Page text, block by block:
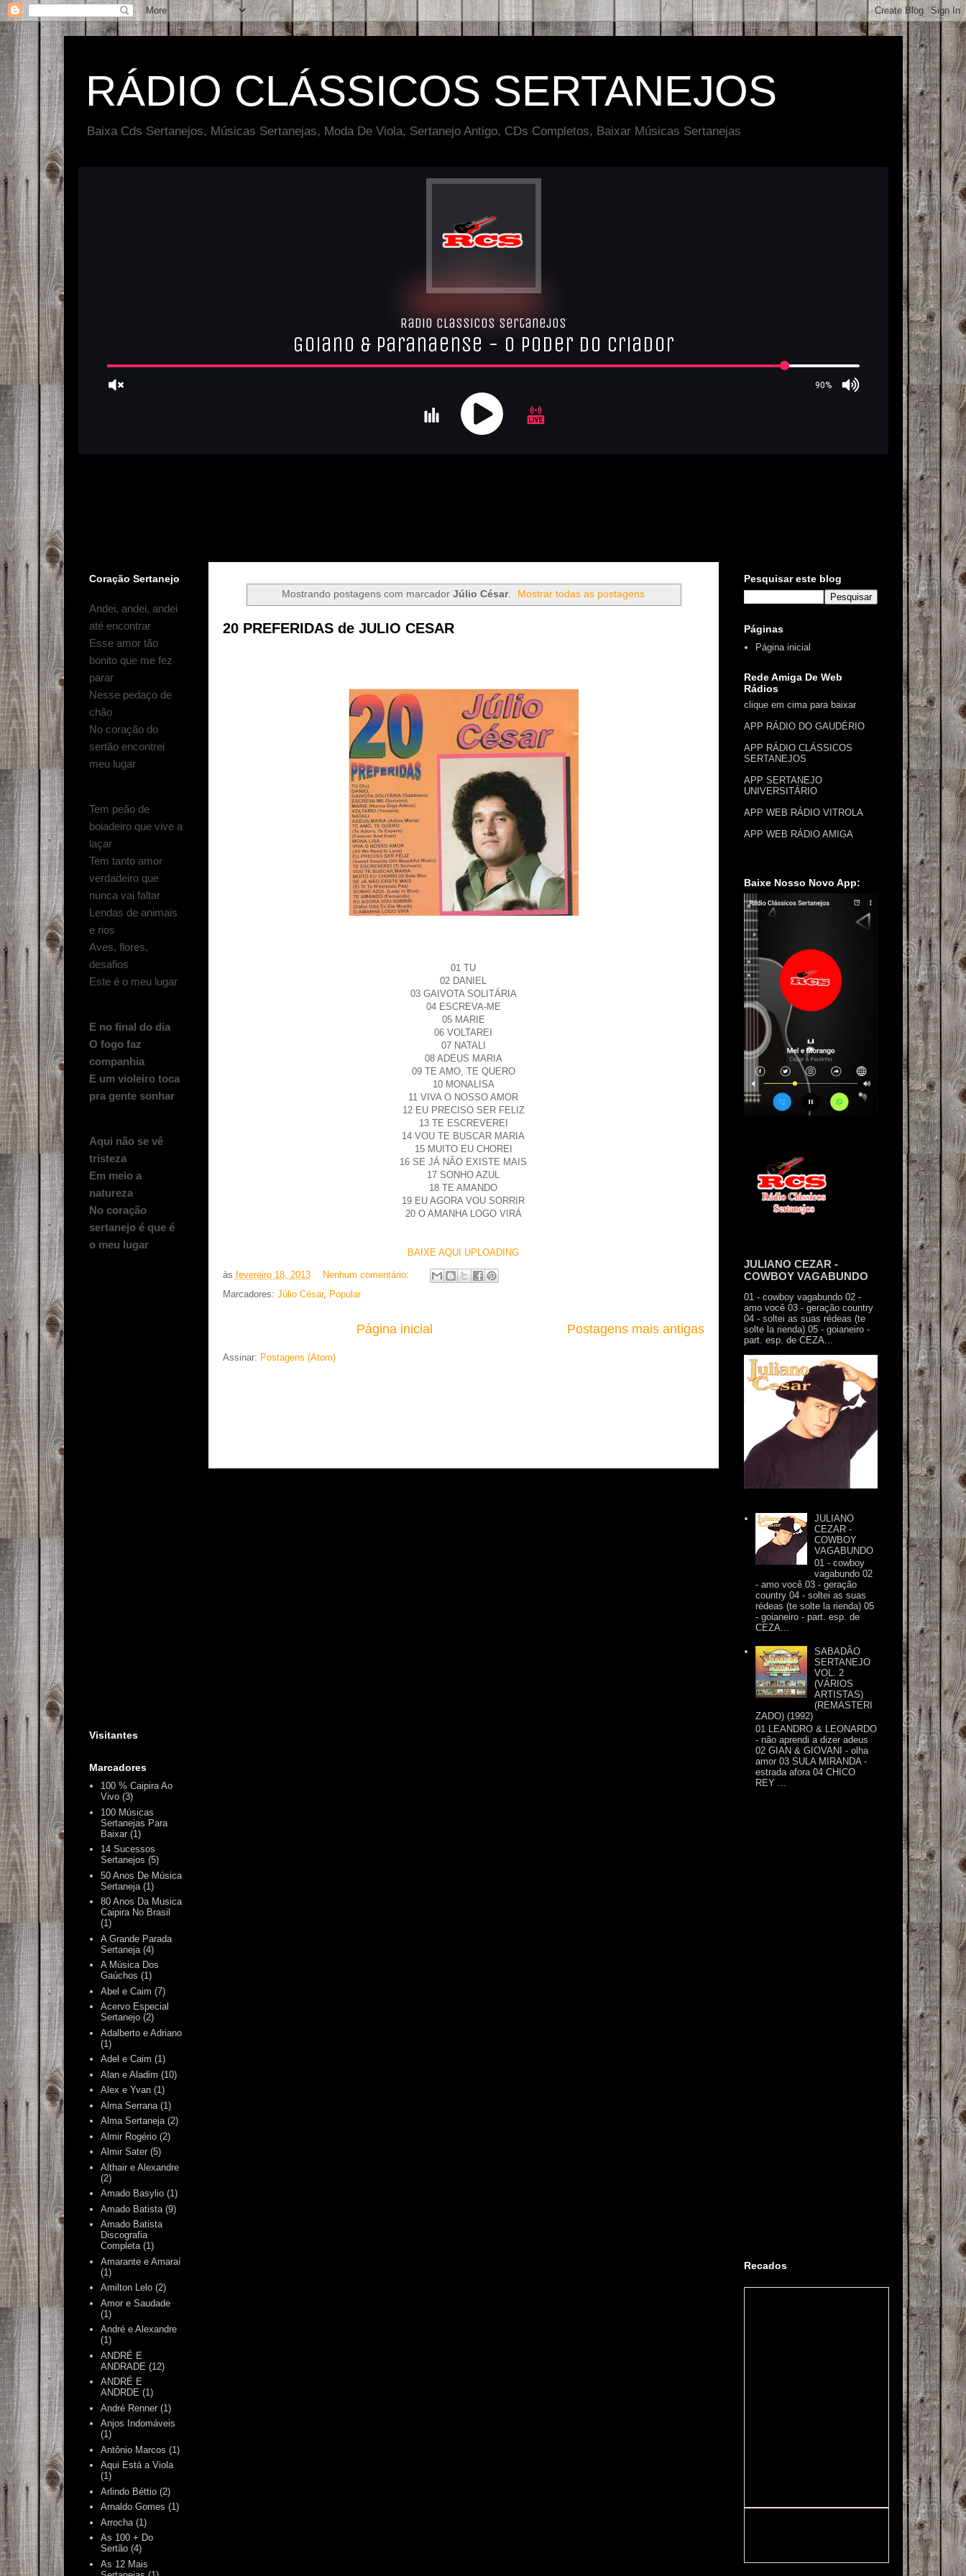
RÁDIO CLÁSSICOS SERTANEJOS
Baixa Cds Sertanejos, Músicas Sertanejas, Moda De Viola, Sertanejo Antigo, CDs Completos, Baixar Músicas Sertanejas
Mostrando postagens com marcador Júlio César. Mostrar todas as postagens
20 PREFERIDAS de JULIO CESAR
01 TU
02 DANIEL
03 GAIVOTA SOLITÁRIA
04 ESCREVA-ME
05 MARIE
06 VOLTAREI
07 NATALI
08 ADEUS MARIA
09 TE AMO, TE QUERO
10 MONALISA
11 VIVA O NOSSO AMOR
12 EU PRECISO SER FELIZ
13 TE ESCREVEREI
14 VOU TE BUSCAR MARIA
15 MUITO EU CHOREI
16 SE JÁ NÃO EXISTE MAIS
17 SONHO AZUL
18 TE AMANDO
19 EU AGORA VOU SORRIR
20 O AMANHA LOGO VIRÁ
BAIXE AQUI UPLOADING
às fevereiro 18, 2013
Nenhum comentário:
Marcadores: Júlio César, Popular
Postagens mais antigas
Página inicial
Assinar: Postagens (Atom)
Coração Sertanejo
Andei, andei, andei
até encontrar
Esse amor tão
bonito que me fez
parar
Nesse pedaço de
chão
No coração do
sertão encontrei
meu lugar
Tem peão de
boiadeiro que vive a
laçar
Tem tanto amor
verdadeiro que
nunca vai faltar
Lendas de animais
e rios
Aves, flores,
desafios
Este é o meu lugar
E no final do dia
O fogo faz
companhia
E um violeiro toca
pra gente sonhar
Aqui não se vê
tristeza
Em meio a
natureza
No coração
sertanejo é que é
o meu lugar
Visitantes
Marcadores
100 % Caipira Ao
Vivo (3)
100 Músicas
Sertanejas Para
Baixar (1)
14 Sucessos
Sertanejos (5)
50 Anos De Música
Sertaneja (1)
80 Anos Da Musica
Caipira No Brasil
(1)
A Grande Parada
Sertaneja (4)
A Música Dos
Gaúchos (1)
Abel e Caim (7)
Acervo Especial
Sertanejo (2)
Adalberto e Adriano
(1)
Adel e Caim (1)
Alan e Aladim (10)
Alex e Yvan (1)
Alma Serrana (1)
Alma Sertaneja (2)
Almir Rogério (2)
Almir Sater (5)
Althair e Alexandre
(2)
Amado Basylio (1)
Amado Batista (9)
Amado Batista
Discografia
Completa (1)
Amarante e Amaraí
(1)
Amilton Lelo (2)
Amor e Saudade
(1)
André e Alexandre
(1)
ANDRÉ E
ANDRADE (12)
ANDRÉ E
ANDRDE (1)
André Renner (1)
Anjos Indomáveis
(1)
Antônio Marcos (1)
Aqui Está a Viola
(1)
Arlindo Béttio (2)
Arnaldo Gomes (1)
Arrocha (1)
As 100 + Do
Sertão (4)
As 12 Mais
Pesquisar este blog
Páginas
Página inicial
Rede Amiga De Web
Rádios
clique em cima para baixar
APP RÁDIO DO GAUDÉRIO
APP RÁDIO CLÁSSICOS
SERTANEJOS
APP SERTANEJO
UNIVERSITÁRIO
APP WEB RÁDIO VITROLA
APP WEB RÁDIO AMIGA
Baixe Nosso Novo App:
JULIANO CEZAR -
COWBOY VAGABUNDO
01 - cowboy vagabundo 02 -
amo você 03 - geração country
04 - soltei as suas rédeas (te
solte la rienda) 05 - goianeiro -
part. esp. de CEZA...
JULIANO
CEZAR -
COWBOY
VAGABUNDO
01 - cowboy
vagabundo 02
- amo você 03 - geração
country 04 - soltei as suas
rédeas (te solte la rienda) 05
- goianeiro - part. esp. de
CEZA...
SABADÃO
SERTANEJO
VOL. 2
(VÁRIOS
ARTISTAS)
(REMASTERI
ZADO) (1992)
01 LEANDRO & LEONARDO
- não aprendi a dizer adeus
02 GIAN & GIOVANI - olha
amor 03 SULA MIRANDA -
estrada afora 04 CHICO
REY ...
Recados